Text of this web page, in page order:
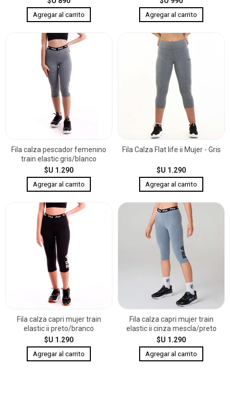
Fila calza pescador femenino
train elastic gris/blanco
$U 1.290
Fila Calza Flat life ii Mujer - Gris
$U 1.290
Fila calza capri mujer train
elastic ii preto/branco
$U 1.290
Fila calza capri mujer train
elastic ii cinza mescla/preto
$U 1.290